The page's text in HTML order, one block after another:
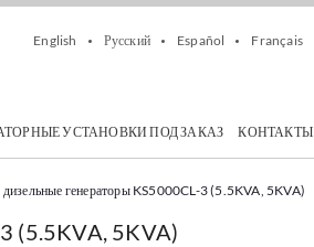
English Русский Español Français
УСТАНОВКИ ПОД ЗАКАЗ КОНТАКТЫ
генераторы KS5000CL-3 (5.5KVA, 5KVA)
3 (5.5KVA, 5KVA)